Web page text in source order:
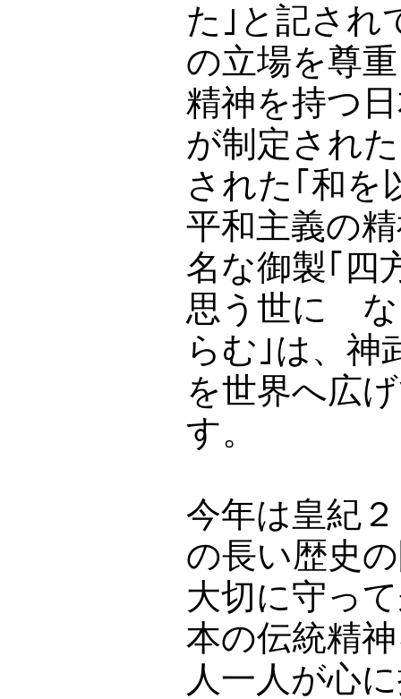
た｣と記され
の立場を尊
精神を持つ
が制定され
された｢和を
平和主義の
名な御製｢四
思う世に な
らむ｣は、神
を世界へ広
す。
今年は皇紀
の長い歴史
大切に守っ
本の伝統精
人一人が心